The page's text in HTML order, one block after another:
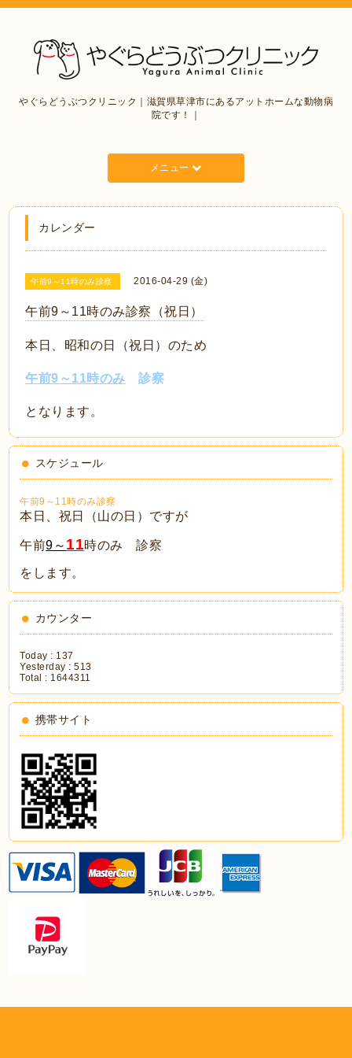
やぐらどうぶつクリニック｜滋賀県草津市にあるアットホームな動物病
院です！｜
メニュー
カレンダー
午前9～11時のみ診察 2016-04-29 (金)
午前9～11時のみ診察（祝日）
本日、昭和の日（祝日）のため
午前9～11時のみ 診察
となります。
スケジュール
午前9～11時のみ診察
本日、祝日（山の日）ですが
午前9～ 11時のみ 診察
をします。
カウンター
Today : 137
Yesterday :513
Total : 1644311
携帯サイト